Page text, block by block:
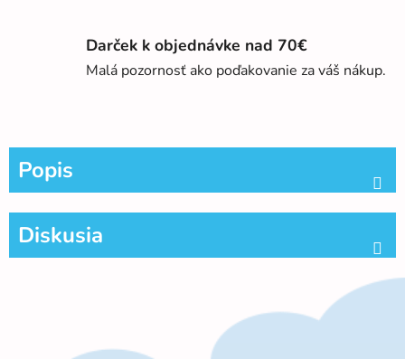
Darček k objednávke nad 70€
Malá pozornosť ako poďakovanie za váš nákup.
Popis
Diskusia